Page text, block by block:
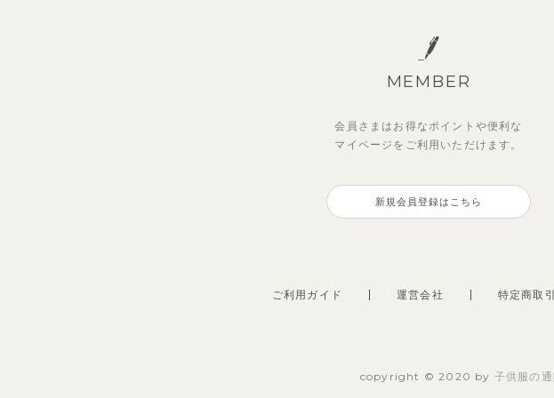
MEMBER
会員さまはお得なポイントや便利な
マイページを ご利用いただけます。
新規会員登録はこちら
ご利用ガイド 運営会社 特定商取
copyright © 2020 by 子供服の